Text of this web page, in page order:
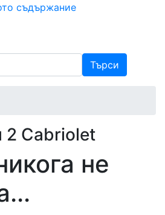
съдържание
Търси
2 Cabriolet
не